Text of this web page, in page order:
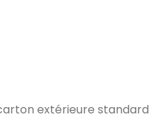
extérieure standard